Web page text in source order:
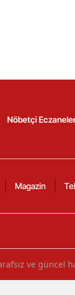
Nöbetçi
Magazin
ve güncel